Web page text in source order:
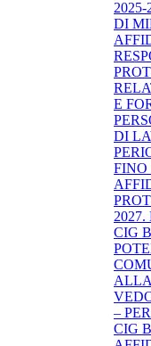
DI
E
DI
FINO
CIG
–
CIG